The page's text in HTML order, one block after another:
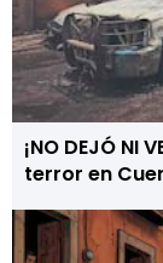
¡NO DEJÓ NI
terror en